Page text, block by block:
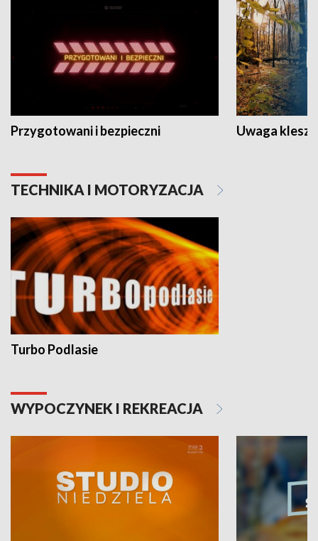
Przygotowani i bezpieczni Uwaga
TECHNIKA I MOTORYZACJA
Turbo Podlasie
WYPOCZYNEK I REKREACJA